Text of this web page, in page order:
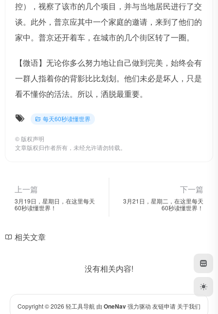
控），视察了该市的几个项目，并与当地居民进行了交
谈。此外，普京应其中一个家庭的邀请，来到了他们的
家中。普京还开着车，在城市的几个街区转了一圈。
【微语】无论你多么努力地让自己做到完美，始终会有
一群人指着你的背影比比划划。他们未必是坏人，只是
看不懂你的活法。所以，洒脱最重要。
每天60秒读懂世界
© 版权声明
文章版权归作者所有，未经允许请勿转载。
上一篇
3月19日，星期日，在这里每天
60秒读懂世界！
下一篇
3月21日，星期二，在这里每天
60秒读懂世界！
相关文章
没有相关内容!
Copyright © 2026 轻工具导航 由 OneNav强力驱动 友链申请 关于我们